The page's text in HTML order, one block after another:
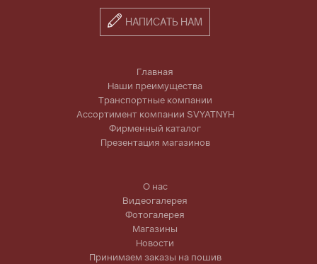
НАПИСАТЬ НАМ
Главная
Наши преимущества
Транспортные компании
Ассортимент компании SVYATNYH
Фирменный каталог
Презентация магазинов
О нас
Видеогалерея
Фотогалерея
Магазины
Новости
Принимаем заказы на пошив